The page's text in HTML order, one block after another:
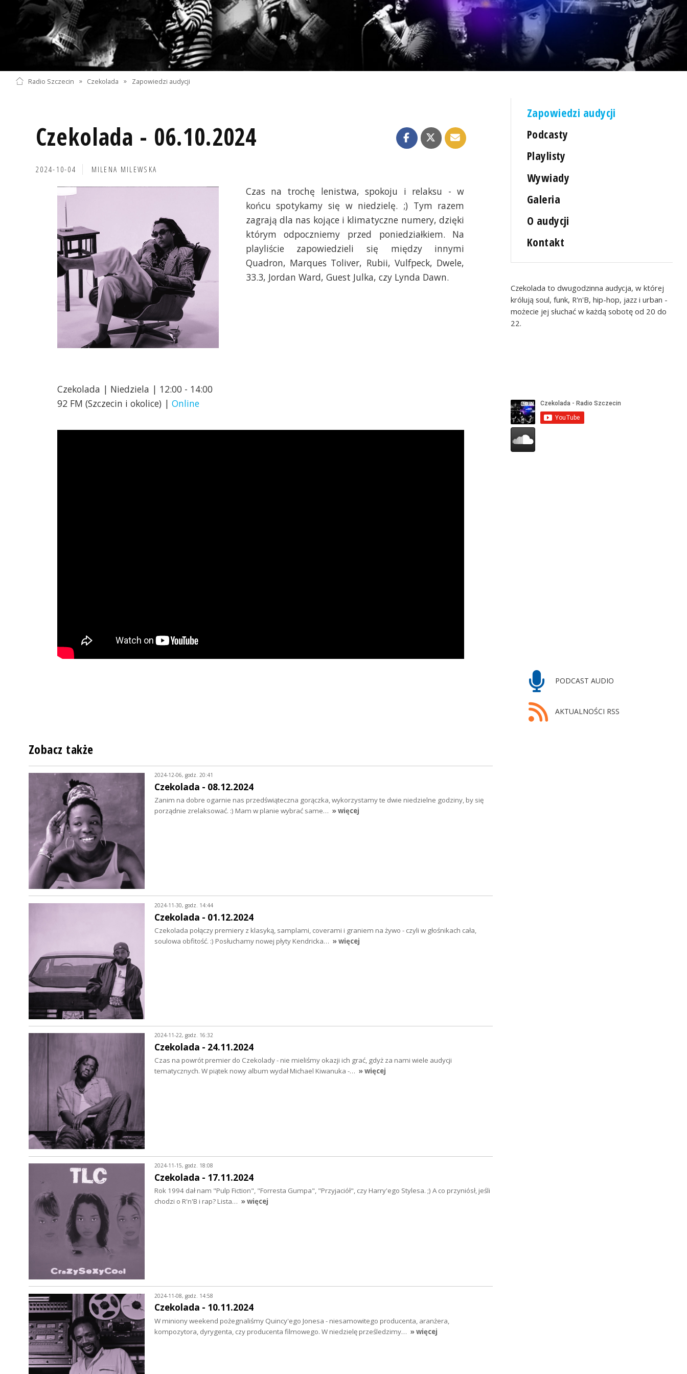
Radio Szczecin » Czekolada » Zapowiedzi audycji
Czekolada - 06.10.2024
2024-10-04 MILENA MILEWSKA
Czas na trochę lenistwa, spokoju i relaksu - w
końcu spotykamy się w niedzielę. ;) Tym razem
zagrają dla nas kojące i klimatyczne numery, dzięki
którym odpoczniemy przed poniedziałkiem. Na
playliście zapowiedzieli się między innymi
Quadron, Marques Toliver, Rubii, Vulfpeck, Dwele,
33.3, Jordan Ward, Guest Julka, czy Lynda Dawn.
Czekolada | Niedziela | 12:00 - 14:00
92 FM (Szczecin i okolice) | Online
Zapowiedzi audycji
Podcasty
Playlisty
Wywiady
Galeria
O audycji
Kontakt
Czekolada to dwugodzinna audycja, w której
królują soul, funk, R'n'B, hip-hop, jazz i urban -
możecie jej słuchać w każdą sobotę od 20 do
22.
PODCAST AUDIO
AKTUALNOŚCI RSS
Zobacz także
2024-12-06, godz. 20:41
Czekolada - 08.12.2024
Zanim na dobre ogarnie nas przedświąteczna gorączka, wykorzystamy te dwie niedzielne godziny, by się
porządnie zrelaksować. :) Mam w planie wybrać same… » więcej
2024-11-30, godz. 14:44
Czekolada - 01.12.2024
Czekolada połączy premiery z klasyką, samplami, coverami i graniem na żywo - czyli w głośnikach cała,
soulowa obfitość. :) Posłuchamy nowej płyty Kendricka… » więcej
2024-11-22, godz. 16:32
Czekolada - 24.11.2024
Czas na powrót premier do Czekolady - nie mieliśmy okazji ich grać, gdyż za nami wiele audycji
tematycznych. W piątek nowy album wydał Michael Kiwanuka -… » więcej
2024-11-15, godz. 18:08
Czekolada - 17.11.2024
Rok 1994 dał nam "Pulp Fiction", "Forresta Gumpa", "Przyjaciół", czy Harry'ego Stylesa. ;) A co przyniósł, jeśli
chodzi o R'n'B i rap? Lista… » więcej
2024-11-08, godz. 14:58
Czekolada - 10.11.2024
W miniony weekend pożegnaliśmy Quincy'ego Jonesa - niesamowitego producenta, aranżera,
kompozytora, dyrygenta, czy producenta filmowego. W niedzielę prześledzimy… » więcej